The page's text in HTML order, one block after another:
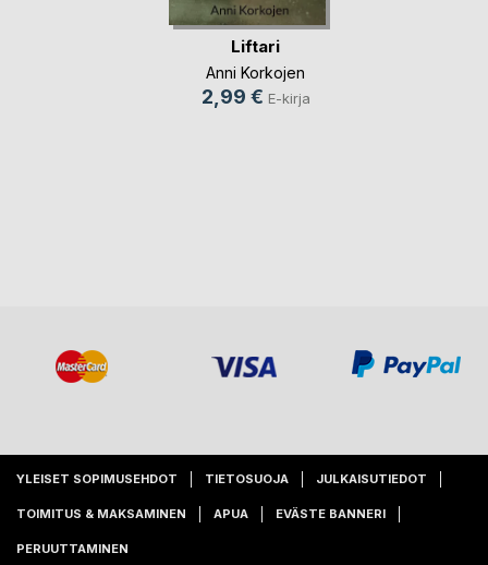
Liftari
Anni Korkojen
2,99 € E-kirja
YLEISET SOPIMUSEHDOT TIETOSUOJA JULKAISUTIEDOT
TOIMITUS & MAKSAMINEN APUA EVÄSTE BANNERI
PERUUTTAMINEN